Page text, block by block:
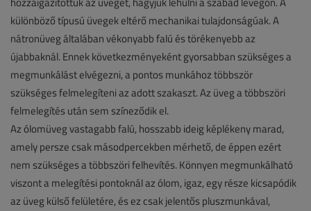
különböző típusú üvegek eltérő mechanikai tulajdonságúak. A
nátronüveg általában vékonyabb falú és törékenyebb az
újabbaknál. Ennek következményeként gyorsabban szükséges a
megmunkálást elvégezni, a pontos munkához többször
szükséges felmelegíteni az adott szakaszt. Az üveg a többszöri
felmelegítés után sem színeződik el.
Az ólomüveg vastagabb falú, hosszabb ideig képlékeny marad,
amely persze csak másodpercekben mérhető, de éppen ezért
nem szükséges a többszöri felhevítés. Könnyen megmunkálható
viszont a melegítési pontoknál az ólom, igaz, egy része kicsapódik
az üveg külső felületére, és ez csak jelentős pluszmunkával,